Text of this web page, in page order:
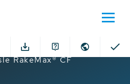
Oběhové hrablicové česle
RakeMax® CF